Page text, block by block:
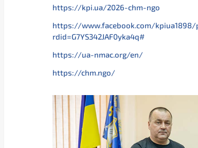
https://kpi.ua/2026-chm-ngo
https://www.facebook.com/kpiua1898/
rdid=G7YS342JAF0yka4q#
https://ua-nmac.org/en/
https://chm.ngo/